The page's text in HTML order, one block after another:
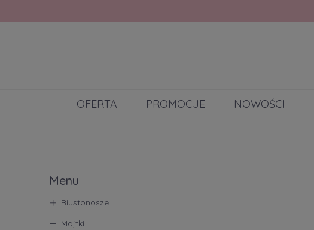
OFERTA PROMOCJE NOWOŚCI
Menu
Biustonosze
Majtki